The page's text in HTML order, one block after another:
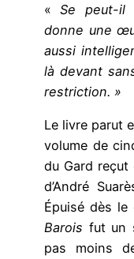
«Se peut-il
donne une
aussi
là devant
restriction. »
Le livre parut
volume de
du Gard reçut
d’André
Épuisé dès le
Barois fut un
pas moins